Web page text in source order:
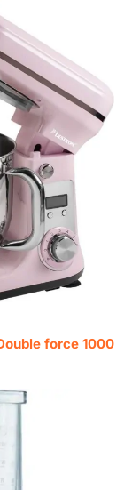
force 1000